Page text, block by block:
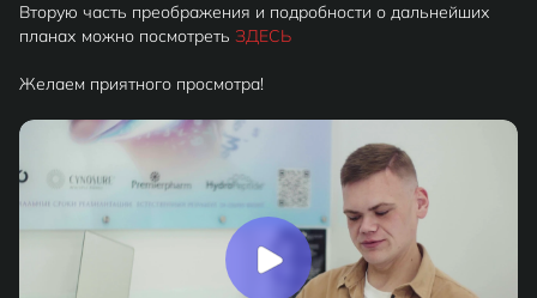
Вторую часть преображения и подробности о дальнейших
планах можно посмотреть ЗДЕСЬ
Желаем приятного просмотра!